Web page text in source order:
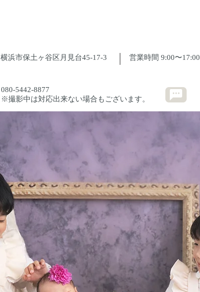
横浜市保土ヶ谷区月見台45-17-3 ​営業時間 9:00〜17:00
080-5442-8877
※撮影中は対応出来ない場合もございます。